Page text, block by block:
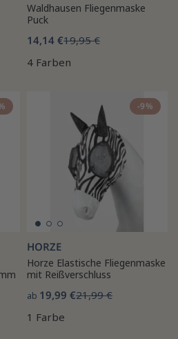
Waldhausen Fliegenmaske
Puck
14,14 €19,95 €
4 Farben
-9%
HORZE
Horze Elastische Fliegenmaske
mit Reißverschluss
ab 19,99 €21,99 €
1 Farbe